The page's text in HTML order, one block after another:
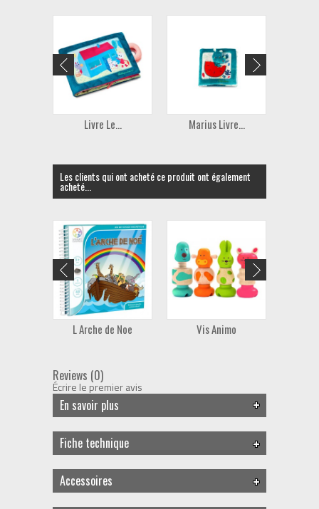
Livre Le... Marius Livre...
Les clients qui ont acheté ce produit ont également
acheté...
L Arche de Noe Vis Animo
Reviews (0)
Écrire le premier avis
En savoir plus
Fiche technique
Accessoires